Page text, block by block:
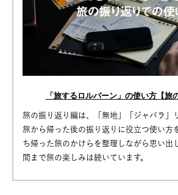
「旅するロルバーン」の使い方【旅
旅の振り返り編は、「無地」「ジャバラ」
旅から帰った後の振り返りに役立つ使い方
ち帰った旅のかけらを整理しながら思い出
間まで旅の楽しみは続いています。